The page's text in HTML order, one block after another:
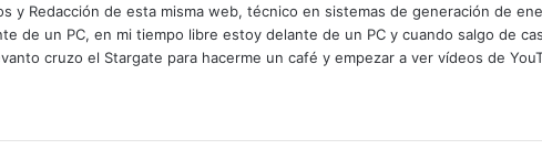
y Redacción de esta misma web, técnico en sistemas de generación de
de un PC, en mi tiempo libre estoy delante de un PC y cuando salgo de
cruzo el Stargate para hacerme un café y empezar a ver vídeos de